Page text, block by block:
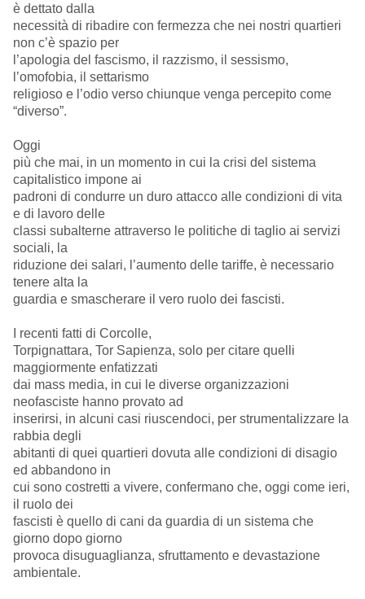
è dettato dalla
necessità di ribadire con fermezza che nei nostri quartieri
non c’è spazio per
l’apologia del fascismo, il razzismo, il sessismo,
l’omofobia, il settarismo
religioso e l’odio verso chiunque venga percepito come
“diverso”.
Oggi
più che mai, in un momento in cui la crisi del sistema
capitalistico impone ai
padroni di condurre un duro attacco alle condizioni di vita
e di lavoro delle
classi subalterne attraverso le politiche di taglio ai servizi
sociali, la
riduzione dei salari, l’aumento delle tariffe, è necessario
tenere alta la
guardia e smascherare il vero ruolo dei fascisti.
I recenti fatti di Corcolle,
Torpignattara, Tor Sapienza, solo per citare quelli
maggiormente enfatizzati
dai mass media, in cui le diverse organizzazioni
neofasciste hanno provato ad
inserirsi, in alcuni casi riuscendoci, per strumentalizzare la
rabbia degli
abitanti di quei quartieri dovuta alle condizioni di disagio
ed abbandono in
cui sono costretti a vivere, confermano che, oggi come ieri,
il ruolo dei
fascisti è quello di cani da guardia di un sistema che
giorno dopo giorno
provoca disuguaglianza, sfruttamento e devastazione
ambientale.